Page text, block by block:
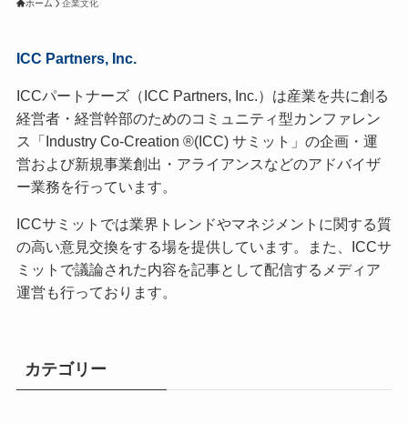
ホーム 企業文化
ICC Partners, Inc.
ICCパートナーズ（ICC Partners, Inc.）は産業を共に創る
経営者・経営幹部のためのコミュニティ型カンファレン
ス「Industry Co-Creation ®(ICC) サミット」の企画・運
営および新規事業創出・アライアンスなどのアドバイザ
ー業務を行っています。
ICCサミットでは業界トレンドやマネジメントに関する質
の高い意見交換をする場を提供しています。また、ICCサ
ミットで議論された内容を記事として配信するメディア
運営も行っております。
カテゴリー